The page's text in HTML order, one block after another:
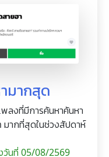
มากสุด
ลงที่มีการค้นหาค้นหา
ากที่สุดในช่วงสัปดาห์
นที่ 05/08/2569